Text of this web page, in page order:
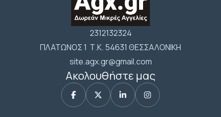
2312132324
ΠΛΑΤΩΝΟΣ 1 Τ.Κ. 54631 ΘΕΣΣΑΛΟΝΙΚΗ
site.agx.gr@gmail.com
Ακολουθήστε μας